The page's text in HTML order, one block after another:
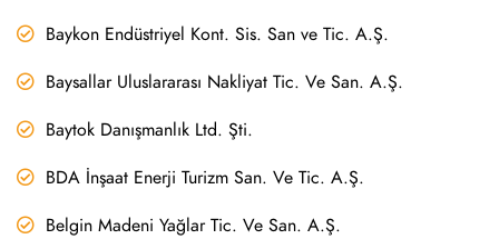
Baykon Endüstriyel Kont. Sis. San ve Tic. A.Ş.
Baysallar Uluslararası Nakliyat Tic. Ve San. A.Ş.
Baytok Danışmanlık Ltd. Şti.
BDA İnşaat Enerji Turizm San. Ve Tic. A.Ş.
Belgin Madeni Yağlar Tic. Ve San. A.Ş.